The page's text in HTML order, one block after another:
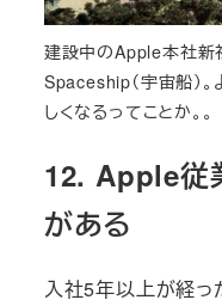
建設中のApple本社新
Spaceship（宇宙船）
しくなるってことか。。
12. Apple従
がある
入社5年以上が経っ